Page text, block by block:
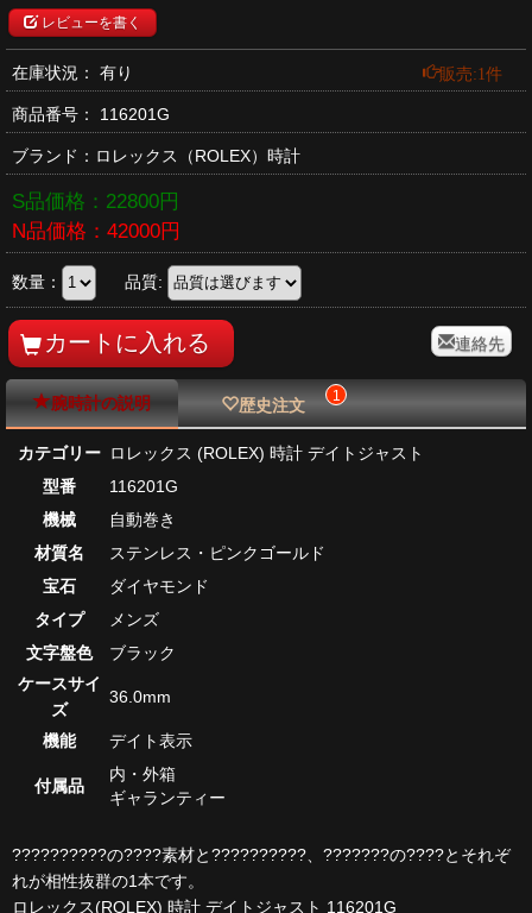
レビューを書く
在庫状況： 有り 販売:1件
商品番号： 116201G
ブランド： ロレックス （ROLEX）時計
S品価格： 22800円
N品価格： 42000円
数量： 品質:
連絡先
腕時計の説明 歴史注文 1
カテゴリー ロレックス (ROLEX) 時計 デイトジャスト
型番
116201G
機械
自動巻き
材質名
ステンレス・ピンクゴールド
宝石
ダイヤモンド
タイプ
メンズ
文字盤色
ブラック
ケースサイ
ズ
36.0mm
機能 デイト表示
付属品
内・外箱
ギャランティー
??????????の????素材と??????????、???????の????とそれぞ
れが相性抜群の1本です。
ロレックス(ROLEX) 時計 デイトジャスト 116201G